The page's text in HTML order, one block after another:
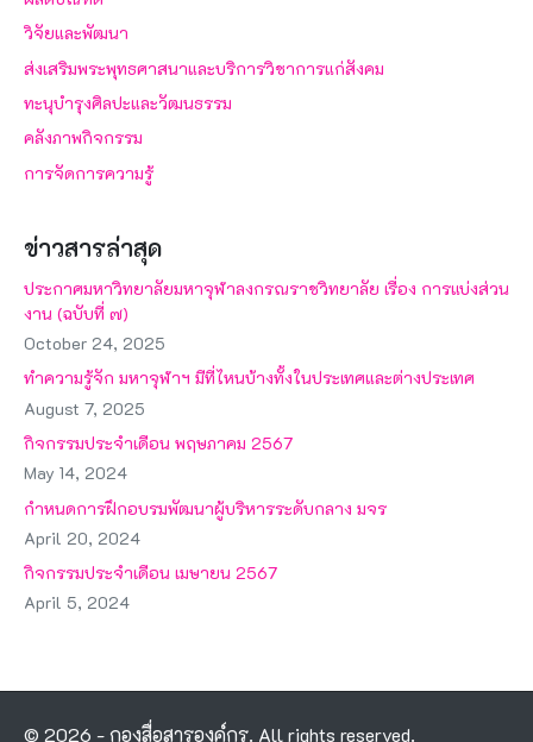
วิจัยและพัฒนา
ส่งเสริมพระพุทธศาสนาและบริการวิชาการแก่สังคม
ทะนุบำรุงศิลปะและวัฒนธรรม
คลังภาพกิจกรรม
การจัดการความรู้
ข่าวสารล่าสุด
ประกาศมหาวิทยาลัยมหาจุฬาลงกรณราชวิทยาลัย เรื่อง การแบ่งส่วน
งาน (ฉบับที่ ๗)
October 24, 2025
ทำความรู้จัก มหาจุฬาฯ มีที่ไหนบ้างทั้งในประเทศและต่างประเทศ
August 7, 2025
กิจกรรมประจำเดือน พฤษภาคม 2567
May 14, 2024
กำหนดการฝึกอบรมพัฒนาผู้บริหารระดับกลาง มจร
April 20, 2024
กิจกรรมประจำเดือน เมษายน 2567
April 5, 2024
© 2026 - กองสื่อสารองค์กร. All rights reserved.